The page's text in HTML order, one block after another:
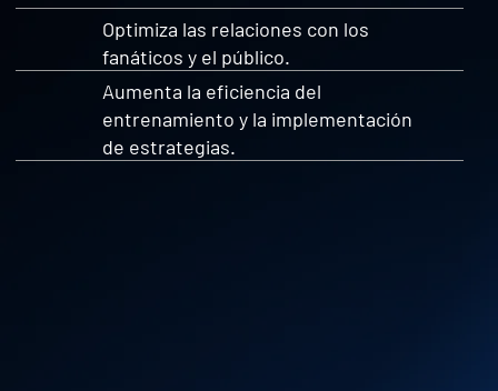
Optimiza las relaciones con los
fanáticos y el público.
Aumenta la eficiencia del
entrenamiento y la implementación
de estrategias.